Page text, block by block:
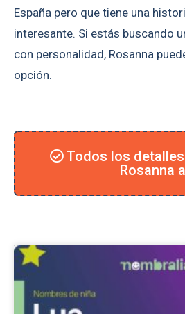
España pero que tiene una
interesante. Si estás buscando
con personalidad, Rosanna
opción.
Todos los
Rosanna